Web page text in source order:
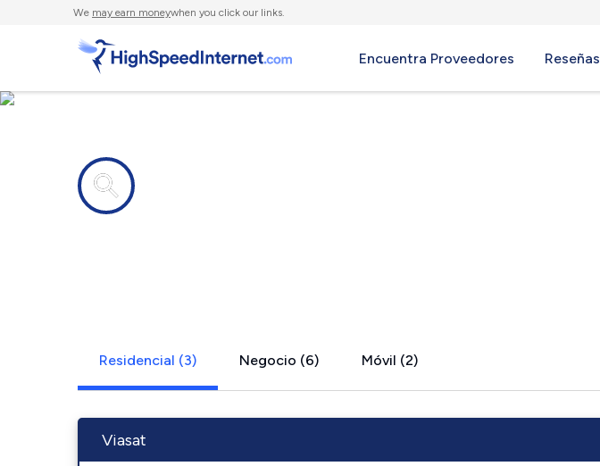
We may earn moneywhen you click our links.
Encuentra Proveedores Reseñas
Residencial (3) Negocio (6) Móvil (2)
Viasat